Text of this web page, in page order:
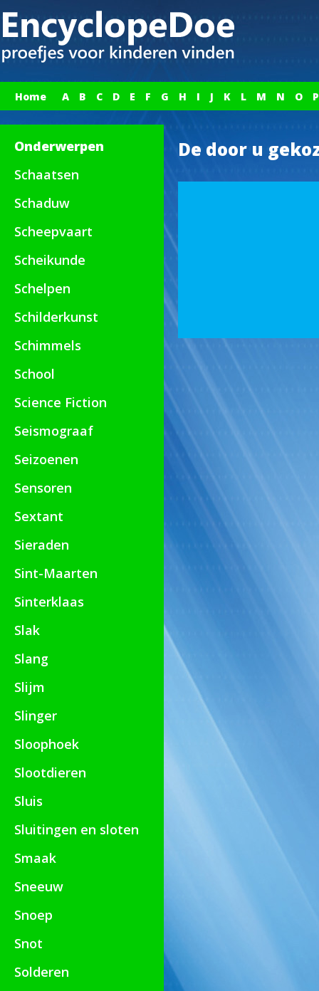
Home A B C D E F G H I J K L M N O P
Onderwerpen
Schaatsen
Schaduw
Scheepvaart
Scheikunde
Schelpen
Schilderkunst
Schimmels
School
Science Fiction
Seismograaf
Seizoenen
Sensoren
Sextant
Sieraden
Sint-Maarten
Sinterklaas
Slak
Slang
Slijm
Slinger
Sloophoek
Slootdieren
Sluis
Sluitingen en sloten
Smaak
Sneeuw
Snoep
Snot
Solderen
De door u